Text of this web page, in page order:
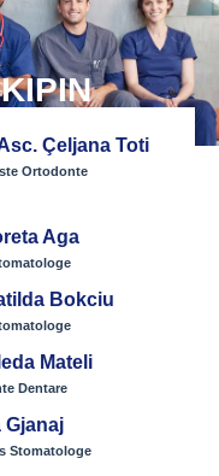
Çeljana Toti
Ortodonte
Aga
Bokciu
Mateli​
Dentare
Gjanaj
Stomatologe